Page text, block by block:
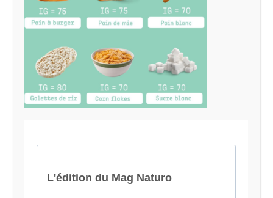
Je suis Evy, Naturopathe spécialisée dans
l’accompagnement des femmes en préménopause et
ménopause